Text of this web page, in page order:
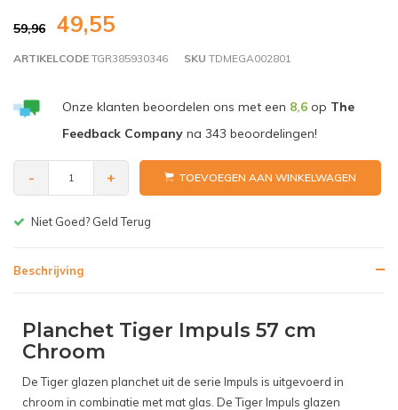
59,96 49,55
ARTIKELCODE TGR385930346 SKU TDMEGA002801
Onze klanten beoordelen ons met een 8,6op The
Feedback Companyna 343 beoordelingen!
- + TOEVOEGEN AAN WINKELWAGEN
Gratis bezorgen v.a. € 150,-(NL)
Beschrijving
Planchet Tiger Impuls 57 cm
Chroom
De Tiger glazen planchet uit de serie Impuls is uitgevoerd in
chroom in combinatie met mat glas. De Tiger Impuls glazen